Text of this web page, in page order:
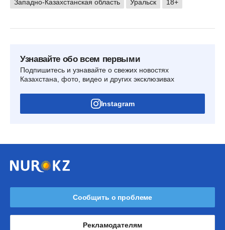
Западно-Казахстанская область Уральск 18+
Узнавайте обо всем первыми
Подпишитесь и узнавайте о свежих новостях
Казахстана, фото, видео и других эксклюзивах
Instagram
Сообщить о проблеме
Рекламодателям